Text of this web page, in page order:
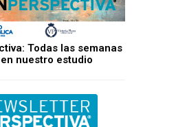
Todas las semanas
nuestro estudio